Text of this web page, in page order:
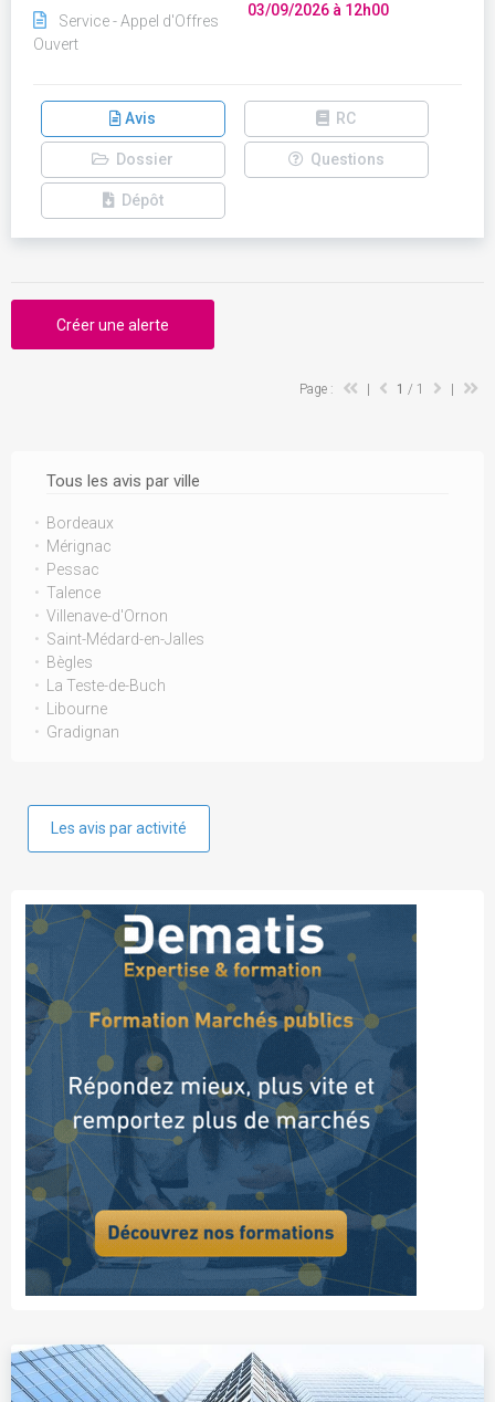
Tous les avis par ville
Bordeaux
Mérignac
Pessac
Talence
Villenave-d'Ornon
Saint-Médard-en-Jalles
Bègles
La Teste-de-Buch
Libourne
Gradignan
Les avis par activité
Service - Appel d'Offres
Ouvert
03/09/2026 à 12h00
Avis RC
Dossier Questions
Dépôt
Créer une alerte
Page : 1 / 1